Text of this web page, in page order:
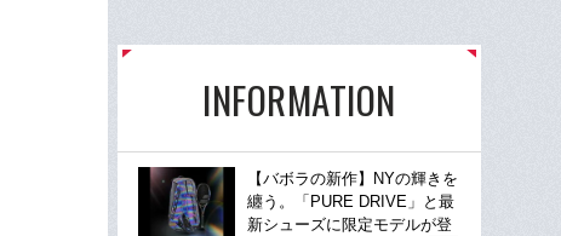
INFORMATION
【バボラの新作】NYの輝きを
纏う。「PURE DRIVE」と最
新シューズに限定モデルが登